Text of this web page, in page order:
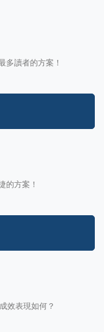
多讀者的方案！
的方案！
效表現如何？